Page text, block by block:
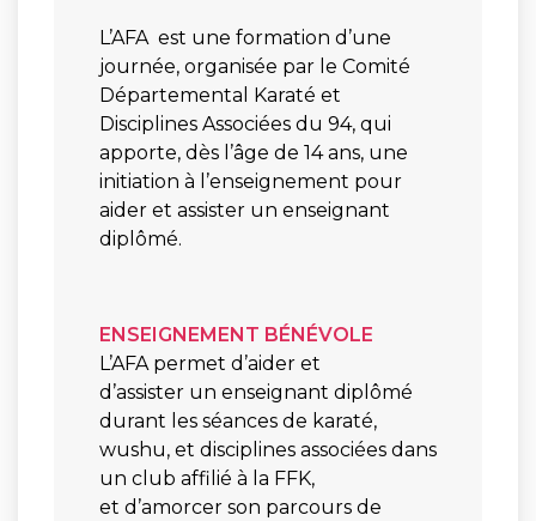
L’AFA est une formation d’une
journée, organisée par le Comité
Départemental Karaté et
Disciplines Associées du 94, qui
apporte, dès l’âge de 14 ans, une
initiation à l’enseignement pour
aider et assister un enseignant
diplômé.
ENSEIGNEMENT BÉNÉVOLE
L’AFA permet d’aider et
d’assister un enseignant diplômé
durant les séances de karaté,
wushu, et disciplines associées dans
un club affilié à la FFK,
et d’amorcer son parcours de